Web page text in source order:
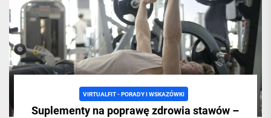
VIRTUALFIT - PORADY I WSKAZÓWKI
Suplementy na poprawę zdrowia stawów –